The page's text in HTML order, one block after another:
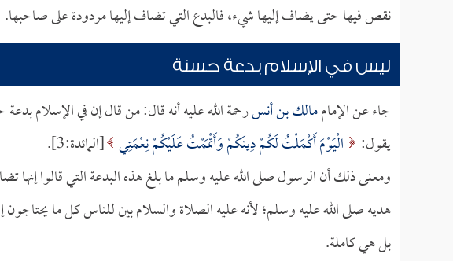
نقص فيها حتى يضاف إليها شيء، فالبدع التي تضاف إليها مردودة على صاحبها.
ليس في الإسلام بدعة حسنة
جاء عن الإماممالك بن أنسرحمة الله عليه أنه قال: من قال إن في الإسلام
يقول:
الْيَوْمَ أَكْمَلْتُ لَكُمْ دِينَكُمْ وَأَتْمَمْتُ عَلَيْكُمْ نِعْمَتِي [المائدة:3].
ومعنى ذلك أن الرسول صلى الله عليه وسلم ما بلغ هذه البدعة التي قالوا
هديه صلى الله عليه وسلم؛ لأنه عليه الصلاة والسلام بين للناس كل ما يحتاجون
بل هي كاملة.